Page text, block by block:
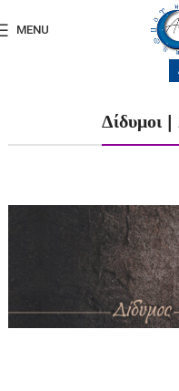
MENU
Δίδυμοι